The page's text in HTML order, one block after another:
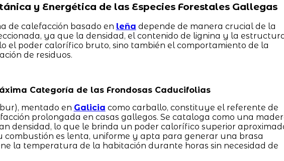
y Energética de las Especies Forestales Gallegas
de calefacción basado en leña depende de manera crucial de la
ya que la densidad, el contenido de lignina y la
el poder calorífico bruto, sino también el comportamiento de la
de residuos.
Categoría de las Frondosas Caducifolias
mentado en Galicia como carballo, constituye el referente de
prolongada en casas gallegos. Se cataloga como una
densidad, lo que le brinda un poder calorífico superior
combustión es lenta, uniforme y apta para generar una brasa
la temperatura de la habitación durante horas sin necesidad de